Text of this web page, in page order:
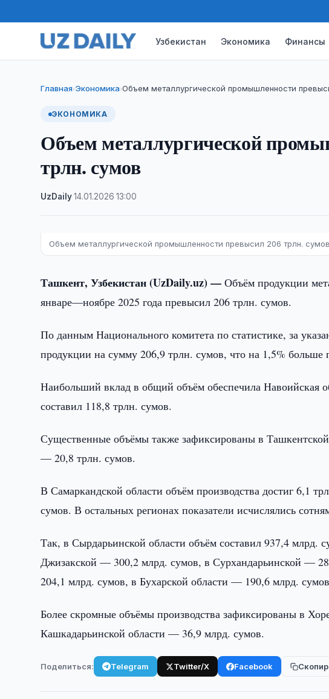
Узбекистан Экономика Финансы
Главная›Экономика›Объем металлургической промышленности
ЭКОНОМИКА
Объем металлургической
трлн. сумов
UzDaily·14.01.2026 ·13:00
Объем металлургической промышленности превысил 206 трлн. сумов
Ташкент, Узбекистан (UzDaily.uz) —Объём продукции
январе—ноябре 2025 года превысил 206 трлн. сумов.
По данным Национального комитета по статистике, за
продукции на сумму 206,9 трлн. сумов, что на 1,5%
Наибольший вклад в общий объём обеспечила Навоийская
составил 118,8 трлн. сумов.
Существенные объёмы также зафиксированы в
— 20,8 трлн. сумов.
В Самаркандской области объём производства достиг 6,1
сумов. В остальных регионах показатели исчислялись
Так, в Сырдарьинской области объём составил 937,4
Джизакской — 300,2 млрд. сумов, в Сурхандарьинской —
204,1 млрд. сумов, в Бухарской области — 190,6 млрд.
Более скромные объёмы производства зафиксированы в
Кашкадарьинской области — 36,9 млрд. сумов.
Поделиться: Telegram Twitter/X Facebook